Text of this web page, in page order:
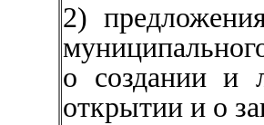
2)
о создании и
открытии и о